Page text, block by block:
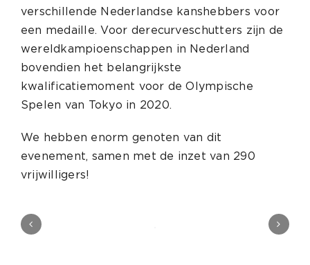
verschillende Nederlandse kanshebbers voor
een medaille. Voor de recurve schutters zijn de
wereldkampioenschappen in Nederland
bovendien het belangrijkste
kwalificatiemoment voor de Olympische
Spelen van Tokyo in 2020.
We hebben enorm genoten van dit
evenement, samen met de inzet van 290
vrijwilligers!